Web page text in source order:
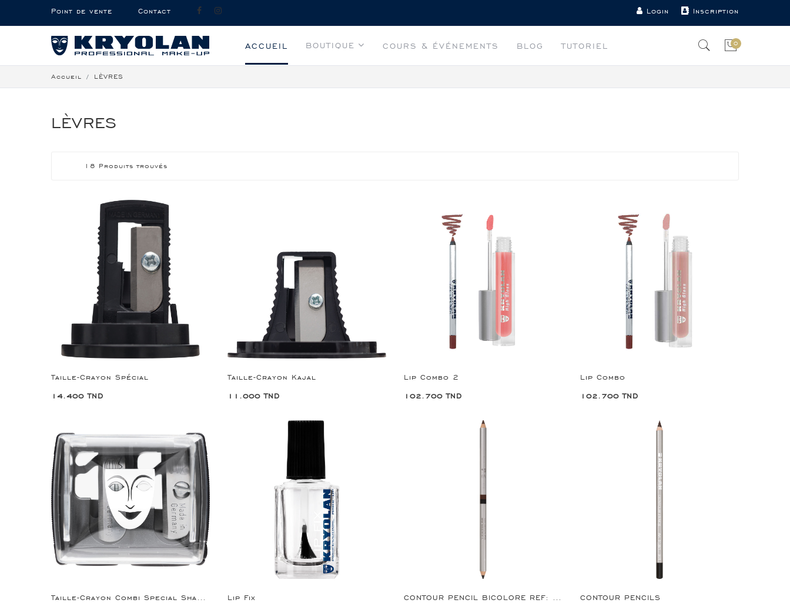
Point de vente Contact Login Inscription
ACCUEIL BOUTIQUE COURS & ÉVÉNEMENTS BLOG TUTORIEL 0
Accueil LÈVRES
LÈVRES
18 Produits trouvés
Taille-Crayon Spécial
14.400 TND
Taille-Crayon Kajal
11.000 TND
Lip Combo 2
102.700 TND
Lip Combo
102.700 TND
Taille-Crayon Combi Special Sharpener Lip Fix CONTOUR PENCIL BICOLORE REF: 1094 CONTOUR PENCILS